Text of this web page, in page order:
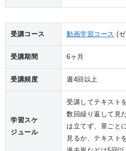
受講コース 動画学習コース (
受講期間 6ヶ月
受講頻度 週4回以上
学習スケ
ジュール
受講してテキスト
数回繰り返して見
は立てず、章ごと
見るか、テキスト